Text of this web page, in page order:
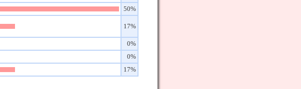
50%
17%
0%
0%
17%